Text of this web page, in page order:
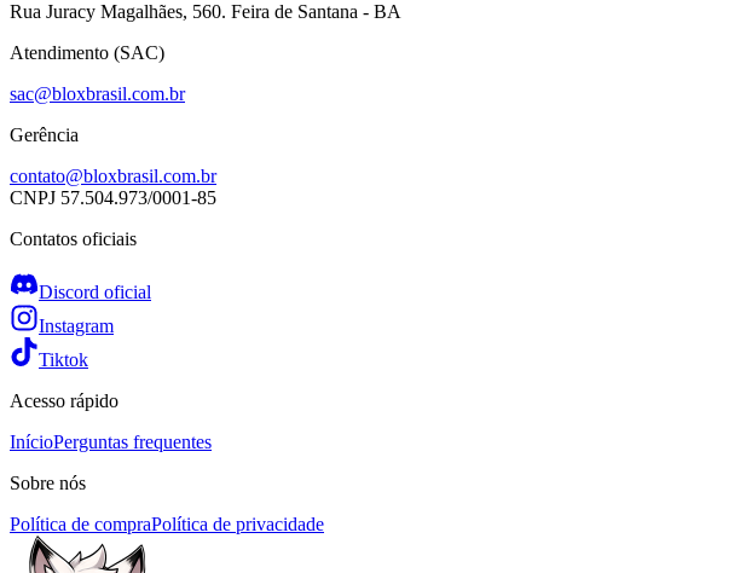
Rua Juracy Magalhães, 560. Feira de Santana - BA
Atendimento (SAC)
sac@bloxbrasil.com.br
Gerência
contato@bloxbrasil.com.br
CNPJ 57.504.973/0001-85
Contatos oficiais
Discord oficial
Instagram
Tiktok
Acesso rápido
InícioPerguntas frequentes
Sobre nós
Política de compraPolítica de privacidade